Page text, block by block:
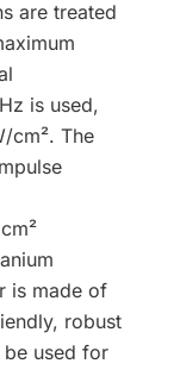
are treated
is used,
cm². The
is made of
robust
be used for